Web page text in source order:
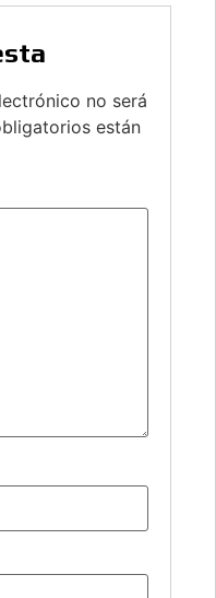
no será
están